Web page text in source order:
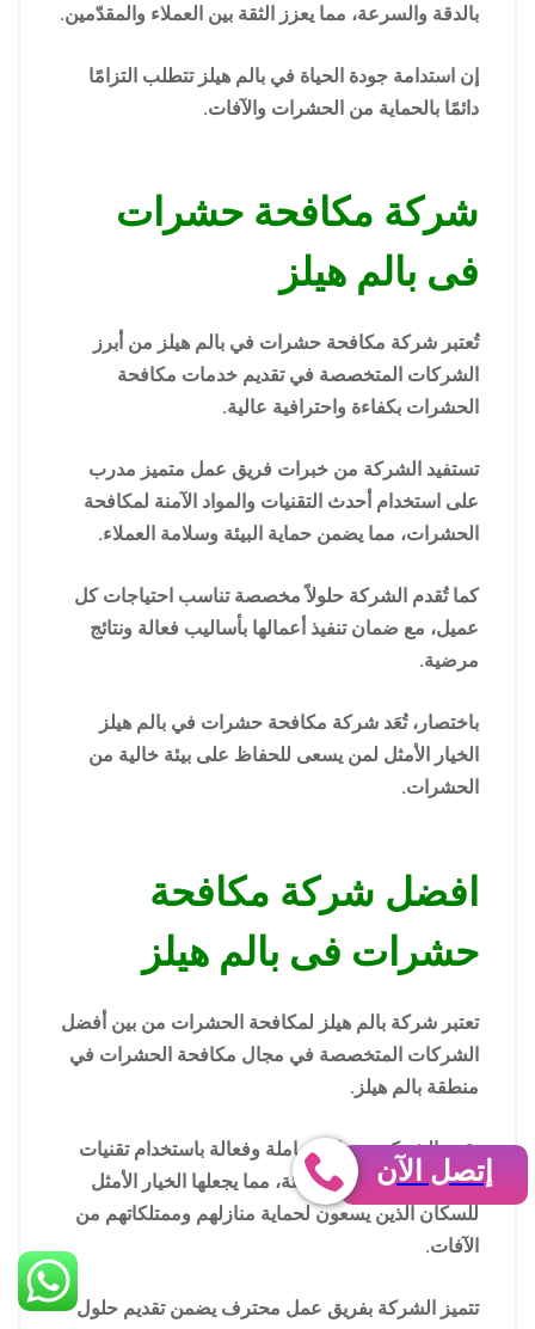
بالدقة والسرعة، مما يعزز الثقة بين العملاء والمقدّمين.
إن استدامة جودة الحياة في بالم هيلز تتطلب التزامًا
دائمًا بالحماية من الحشرات والآفات.
شركة مكافحة حشرات
فى بالم هيلز
تُعتبر شركة مكافحة حشرات في بالم هيلز من أبرز
الشركات المتخصصة في تقديم خدمات مكافحة
الحشرات بكفاءة واحترافية عالية.
تستفيد الشركة من خبرات فريق عمل متميز مدرب
على استخدام أحدث التقنيات والمواد الآمنة لمكافحة
الحشرات، مما يضمن حماية البيئة وسلامة العملاء.
كما تُقدم الشركة حلولاً مخصصة تناسب احتياجات كل
عميل، مع ضمان تنفيذ أعمالها بأساليب فعالة ونتائج
مرضية.
باختصار، تُعَد شركة مكافحة حشرات في بالم هيلز
الخيار الأمثل لمن يسعى للحفاظ على بيئة خالية من
الحشرات.
افضل شركة مكافحة
حشرات فى بالم هيلز
تعتبر شركة بالم هيلز لمكافحة الحشرات من بين أفضل
الشركات المتخصصة في مجال مكافحة الحشرات في
منطقة بالم هيلز.
تقدم الشركة خدمات شاملة وفعالة باستخدام تقنيات
حديثة ومنتجات آمنة للبيئة، مما يجعلها الخيار الأمثل
للسكان الذين يسعون لحماية منازلهم وممتلكاتهم من
الآفات.
تتميز الشركة بفريق عمل محترف يضمن تقديم حلول
إتصل الآن